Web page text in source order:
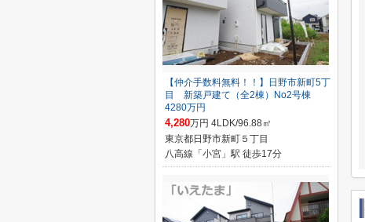
【仲介手数料無料！！】日野市新町5丁
目 新築戸建て（全2棟）No2号棟
4280万円
4,280万円 4LDK/96.88㎡
東京都日野市新町５丁目
八高線「小宮」駅 徒歩17分